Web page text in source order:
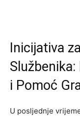
Inicijativa
i Pomoć
U posljednje